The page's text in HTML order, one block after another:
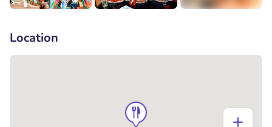
Location